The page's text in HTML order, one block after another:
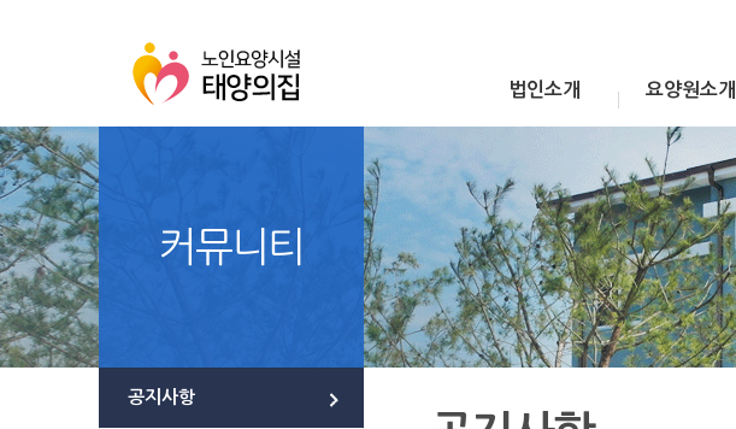
법인소개 요양원소개
커뮤니티
공지사항